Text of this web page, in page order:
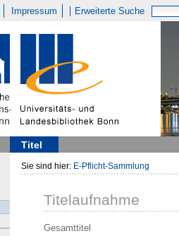
Impressum Erweiterte Suche
Titel
Sie sind hier: E-Pflicht-Sammlung
Titelaufnahme
Gesamttitel